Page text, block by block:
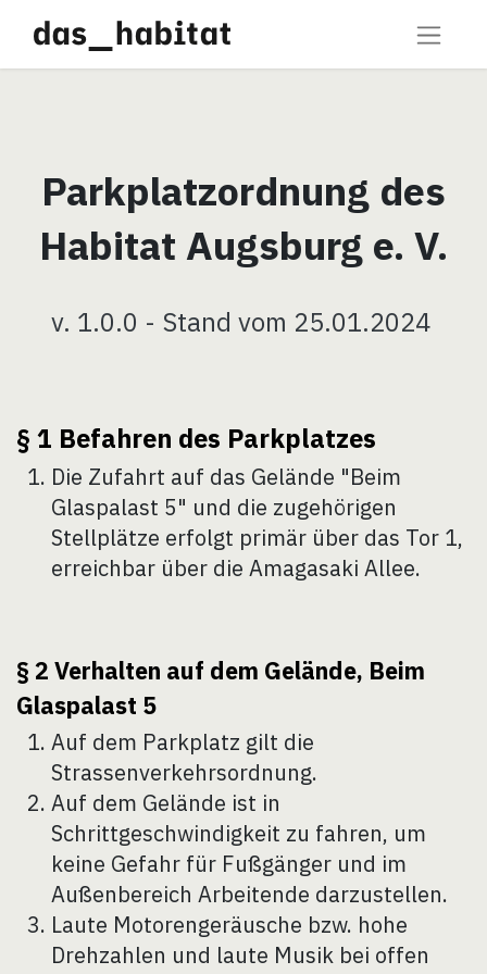
Parkplatzordnung des
Habitat Augsburg e. V.
v. 1.0.0 - Stand vom 25.01.2024
§ 1 Befahren des Parkplatzes
Di​e Zufahrt auf das Gelände "Beim
Glaspalast 5" und die zugehörigen
Stellplätze erfolgt primär über das Tor 1,
erreichbar über die Amagasaki Allee.
§ 2 Verhalten auf dem ​Gelände, Beim​
Glaspalast 5
Auf dem Parkplatz gilt die
Strassenverkehrsordnung.
Auf dem Gelände ist in
Schrittgeschwindigkeit zu fahren, um
keine Gefahr für Fußgänger und im
Außenbereich Arbeitende darzustellen.
Laute Motorengeräusche bzw. hohe
Drehzahlen und laute Musik bei offen